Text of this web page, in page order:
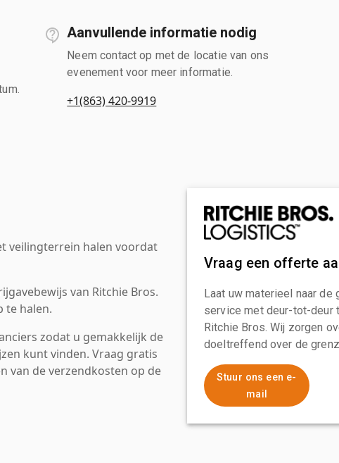
Aanvullende informatie nodig
Neem contact op met de locatie van ons
evenement voor meer informatie.
+1(863) 420-9919
veilingterrein halen voordat
van Ritchie Bros.
te halen.
zodat u gemakkelijk de
kunt vinden. Vraag gratis
van de verzendkosten op de
Vraag een offerte
Laat uw materieel naar
service met deur-tot-deur
Ritchie Bros. Wij zorgen
doeltreffend over de
Stuur ons een e-
mail